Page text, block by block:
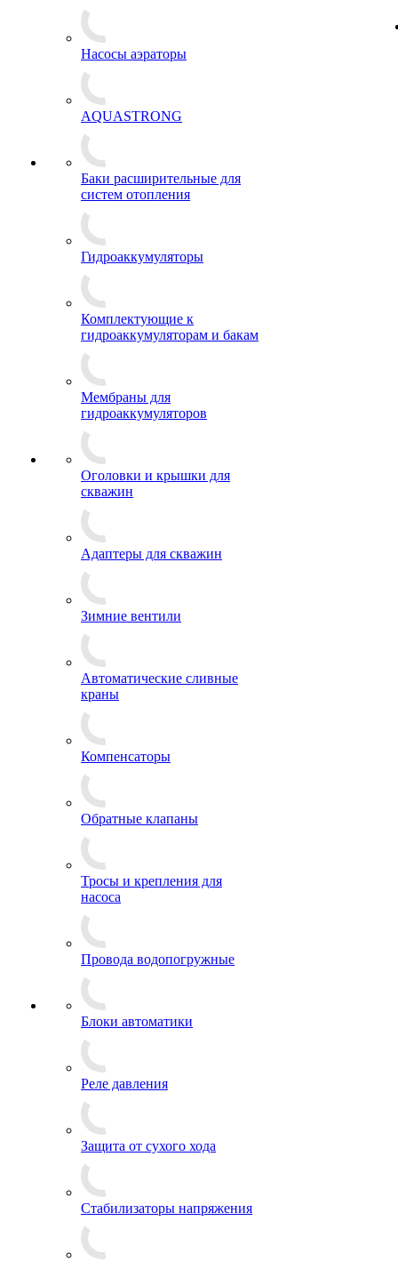
Насосы аэраторы
AQUASTRONG
Баки расширительные для
систем отопления
Гидроаккумуляторы
Комплектующие к
гидроаккумуляторам и бакам
Мембраны для
гидроаккумуляторов
Оголовки и крышки для
скважин
Адаптеры для скважин
Зимние вентили
Автоматические сливные
краны
Компенсаторы
Обратные клапаны
Тросы и крепления для
насоса
Провода водопогружные
Блоки автоматики
Реле давления
Защита от сухого хода
Стабилизаторы напряжения